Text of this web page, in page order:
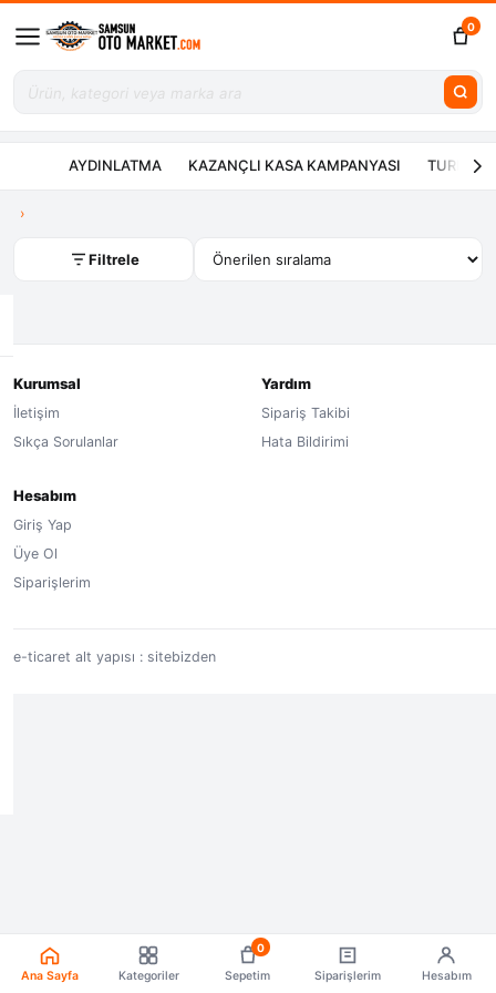
0
AYDINLATMA KAZANÇLI KASA KAMPANYASI TURBO
Filtrele
Kurumsal
İletişim
Sıkça Sorulanlar
Yardım
Sipariş Takibi
Hata Bildirimi
Hesabım
Giriş Yap
Üye Ol
Siparişlerim
e-ticaret alt yapısı : sitebizden
Ana Sayfa Kategoriler
0
Sepetim Siparişlerim Hesabım